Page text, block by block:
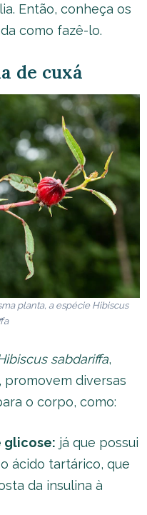
Então, conheça os
como fazê-lo.
de cuxá
planta, a espécie Hibiscus
sabdariffa,
promovem diversas
o corpo, como:
glicose: já que possui
ácido tartárico, que
da insulina à